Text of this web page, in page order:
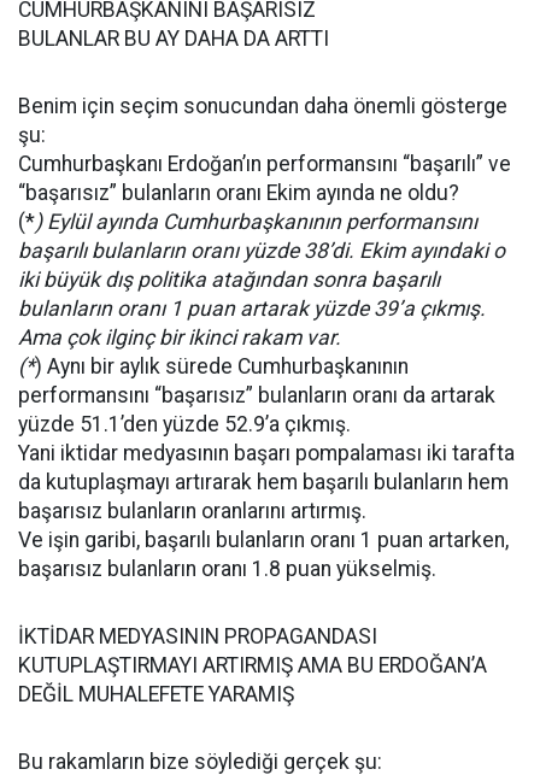
CUMHURBAŞKANINI BAŞARISIZ
BULANLAR BU AY DAHA DA ARTTI
Benim için seçim sonucundan daha önemli gösterge
şu:
Cumhurbaşkanı Erdoğan’ın performansını “başarılı” ve
“başarısız” bulanların oranı Ekim ayında ne oldu?
(*) Eylül ayında Cumhurbaşkanının performansını
başarılı bulanların oranı yüzde 38’di. Ekim ayındaki o
iki büyük dış politika atağından sonra başarılı
bulanların oranı 1 puan artarak yüzde 39’a çıkmış.
Ama çok ilginç bir ikinci rakam var.
(*) Aynı bir aylık sürede Cumhurbaşkanının
performansını “başarısız” bulanların oranı da artarak
yüzde 51.1’den yüzde 52.9’a çıkmış.
Yani iktidar medyasının başarı pompalaması iki tarafta
da kutuplaşmayı artırarak hem başarılı bulanların hem
başarısız bulanların oranlarını artırmış.
Ve işin garibi, başarılı bulanların oranı 1 puan artarken,
başarısız bulanların oranı 1.8 puan yükselmiş.
İKTİDAR MEDYASININ PROPAGANDASI
KUTUPLAŞTIRMAYI ARTIRMIŞ AMA BU ERDOĞAN’A
DEĞİL MUHALEFETE YARAMIŞ
Bu rakamların bize söylediği gerçek şu: